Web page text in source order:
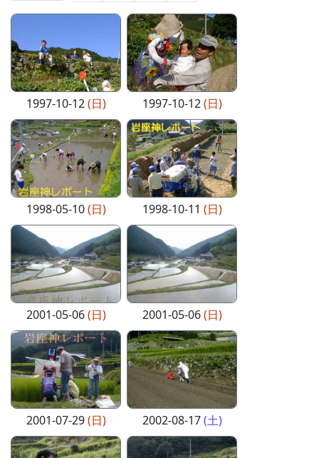
1997-10-12(日) 1997-10-12(日)
1998-05-10(日) 1998-10-11 (日)
2001-05-06(日) 2001-05-06(日)
2001-07-29(日) 2002-08-17(土)